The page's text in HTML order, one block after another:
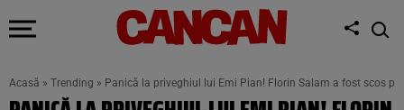
Acasă » Trending » Panică la priveghiul lui Emi Pian! Florin Salam a fost scos